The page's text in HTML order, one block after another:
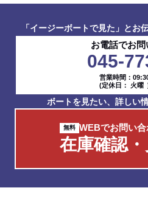
「イージーボートで見た」とお
お電話でお
045-
営業時間：
(定休日： 火曜
ボートを見たい、詳しい
WEBでお問い合
在庫確認